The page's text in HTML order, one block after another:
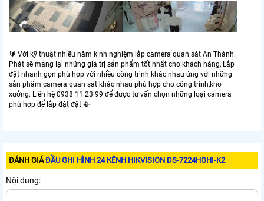
🔰 Với kỹ thuật nhiều năm kinh nghiệm lắp camera quan sát An Thành
Phát sẽ mang lại những giá trị sản phẩm tốt nhất cho khách hàng, Lắp
đặt nhanh gọn phù hợp với nhiều công trình khác nhau ứng với những
sản phẩm camera quan sát khác nhau phù hợp cho công trình,kho
xưởng. Liên hệ 0938 11 23 99 để được tư vấn chọn những loại camera
phù hợp để lắp đặt đặt 📳
ĐÁNH GIÁĐẦU GHI HÌNH 24 KÊNH HIKVISION DS-7224HGHI-K2
Nội dung: